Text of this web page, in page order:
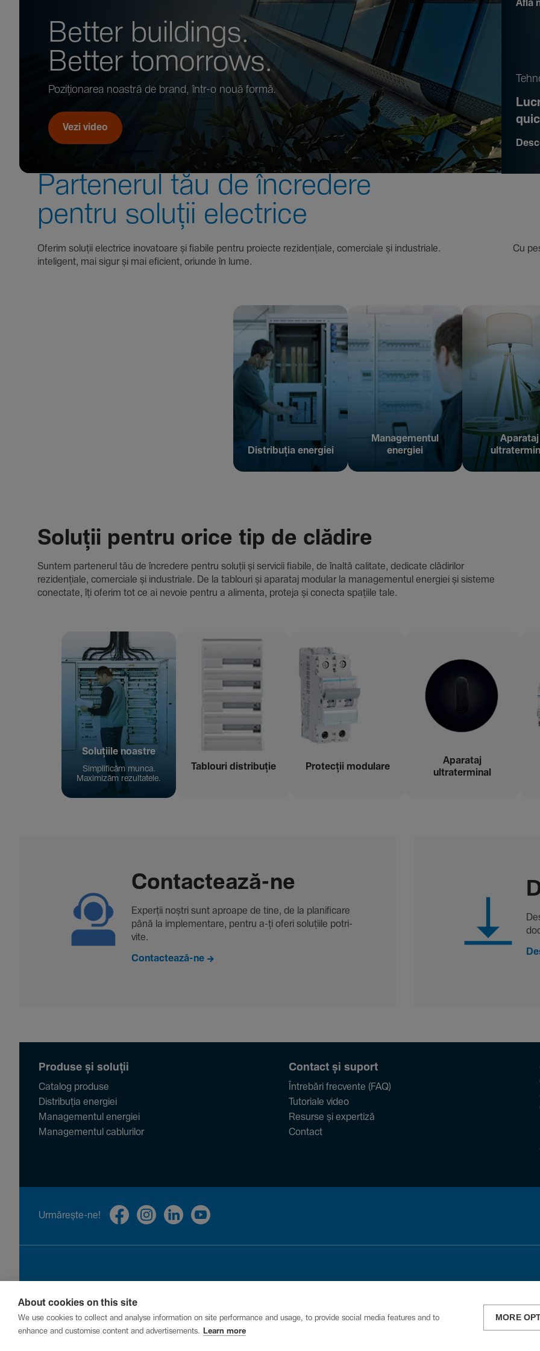
Better buil­dings.
Better tomor­rows.
Pozi­țio­narea noastră de brand, într-o nouă formă.
Vezi video
Află
Parte­nerul tău de încre­dere
pentru soluții electrice
Oferim soluții electrice inova­toare și fiabile pentru proiecte rezi­den­țiale, comer­ciale și indus­triale. Cu peste
inte­li­gent, mai sigur și mai eficient, oriunde în lume.
Distribuția energiei
Managementul
energiei
Aparataj
Soluții pentru orice tip de clădire
Suntem parte­nerul tău de încre­dere pentru soluții și servicii fiabile, de înaltă cali­tate, dedi­cate clădi­rilor
rezi­den­țiale, comer­ciale și indus­triale. De la tablouri și aparataj modular la managementul energiei și sisteme
conec­tate, îți oferim tot ce ai nevoie pentru a alimenta, proteja și conecta spațiile tale.
Solu­țiile noastre
Simpli­ficăm munca.
Maxi­mizăm rezul­ta­tele.
Tablouri distribuție Protecții modu­lare
Aparataj
ultraterminal
Contac­tează-ne
Experții noștri sunt aproape de tine, de la plani­fi­care
până la imple­men­tare, pentru a-ți oferi solu­țiile potri­
vite.
Contactează-ne
Produse și soluții
Catalog produse
Distribuția energiei
Managementul energiei
Managementul cablurilor
Contact și suport
Întrebări frecvente (FAQ)
Tutoriale video
Resurse și expertiză
Contact
Urmă­rește-ne!
Privacy Cookies
About cookies on this site
We use cookies to collect and analyse information on site performance and usage, to provide social media features and to
enhance and customise content and advertisements.
Learn more
MORE